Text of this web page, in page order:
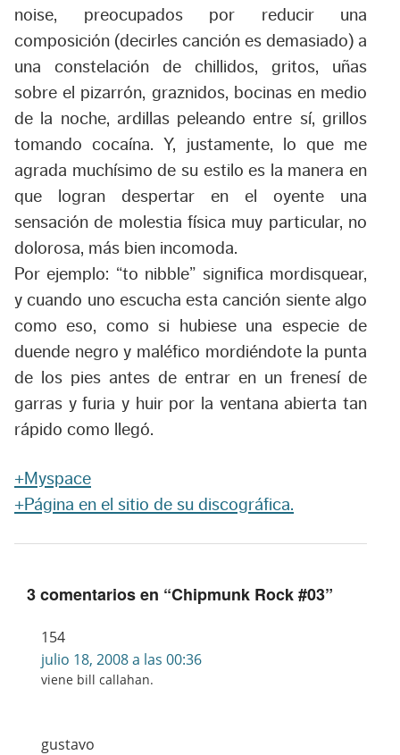
noise, preocupados por reducir una
composición (decirles canción es demasiado) a
una constelación de chillidos, gritos, uñas
sobre el pizarrón, graznidos, bocinas en medio
de la noche, ardillas peleando entre sí, grillos
tomando cocaína. Y, justamente, lo que me
agrada muchísimo de su estilo es la manera en
que logran despertar en el oyente una
sensación de molestia física muy particular, no
dolorosa, más bien incomoda.
Por ejemplo: “to nibble” significa mordisquear,
y cuando uno escucha esta canción siente algo
como eso, como si hubiese una especie de
duende negro y maléfico mordiéndote la punta
de los pies antes de entrar en un frenesí de
garras y furia y huir por la ventana abierta tan
rápido como llegó.
+Myspace
+Página en el sitio de su discográfica.
3 comentarios en “Chipmunk Rock #03”
154
julio 18, 2008 a las 00:36
viene bill callahan.
gustavo